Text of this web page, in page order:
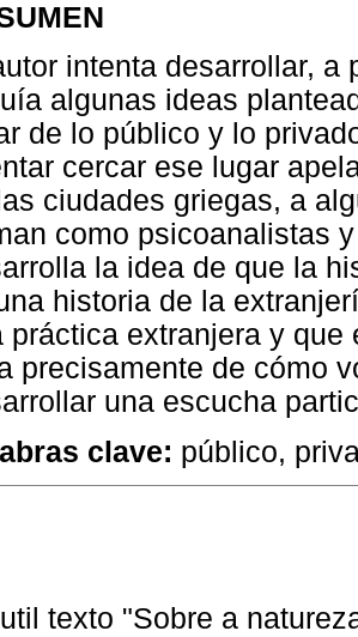
intenta desarrollar,
algunas ideas
de lo público y lo
cercar ese lugar
ciudades griegas, a
como psicoanalistas
la idea de que la
historia de la
práctica extranjera y
precisamente de cómo
una escucha
clave: público,
texto "Sobre a